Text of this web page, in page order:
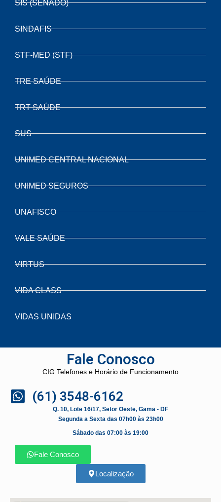
SIS (SENADO)
SINDAFIS
STF-MED (STF)
TRE SAÚDE
TRT SAÚDE
SUS
UNIMED CENTRAL NACIONAL
UNIMED SEGUROS
UNAFISCO
VALE SAÚDE
VIRTUS
VIDA CLASS
VIDAS UNIDAS
Fale Conosco
CIG Telefones e Horário de Funcionamento
(61) 3548-6162
Q. 10, Lote 16/17, Setor Oeste, Gama - DF
Segunda a Sexta das 07h00 às 23h00
Sábado das 07:00 às 19:00
Fale Conosco
Localização